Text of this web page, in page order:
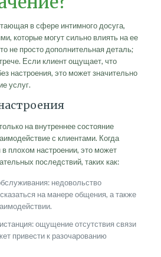
в сфере интимного досуга,
которые могут сильно влиять на ее
не просто дополнительная деталь;
Если клиент ощущает, что
настроения, это может значительно
услуг.
на внутреннее состояние
с клиентами. Когда
в плохом настроении, это может
последствий, таких как:
недовольство
на манере общения, а также
ощущение отсутствия связи
привести к разочарованию